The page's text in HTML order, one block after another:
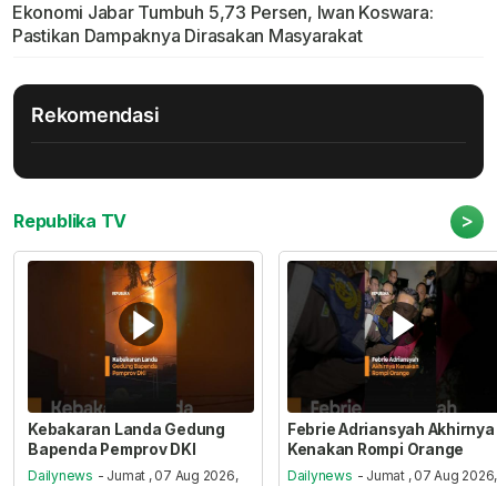
Ekonomi Jabar Tumbuh 5,73 Persen, Iwan Koswara:
Pastikan Dampaknya Dirasakan Masyarakat
Rekomendasi
Republika TV >
Kebakaran Landa Gedung
Bapenda Pemprov DKI
Dailynews - Jumat , 07 Aug 2026,
Febrie Adriansyah Akhirnya
Kenakan Rompi Orange
Dailynews - Jumat , 07 Aug 2026,